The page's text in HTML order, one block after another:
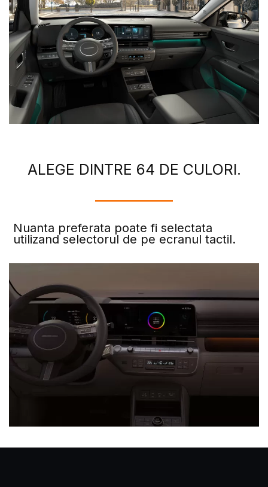
ALEGE DINTRE 64 DE CULORI.
Nuanta preferata poate fi selectata
utilizand selectorul de pe ecranul tactil.